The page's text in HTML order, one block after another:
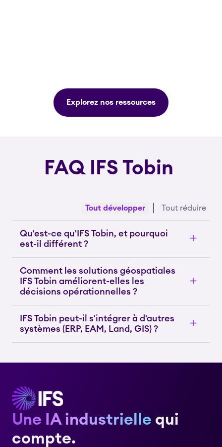
Explorez nos ressources
FAQ IFS Tobin
Tout développer Tout réduire
Qu'est-ce qu'IFS Tobin, et pourquoi
est-il différent ?
Comment les solutions géospatiales
IFS Tobin améliorent-elles les
décisions opérationnelles ?
IFS Tobin peut-il s'intégrer à d'autres
systèmes (ERP, EAM, Land, GIS) ?
Une IA industrielle qui
compte.